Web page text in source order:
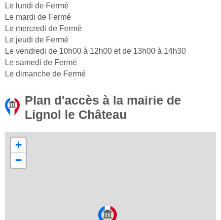
Le lundi de Fermé
Le mardi de Fermé
Le mercredi de Fermé
Le jeudi de Fermé
Le vendredi de 10h00 à 12h00 et de 13h00 à 14h30
Le samedi de Fermé
Le dimanche de Fermé
Plan d'accès à la mairie de
Lignol le Château
+
−